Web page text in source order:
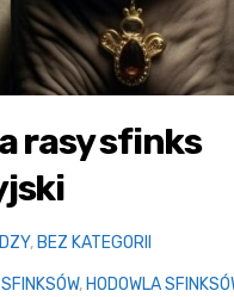
rasy sfinks
, BEZ KATEGORII
, HODOWLA